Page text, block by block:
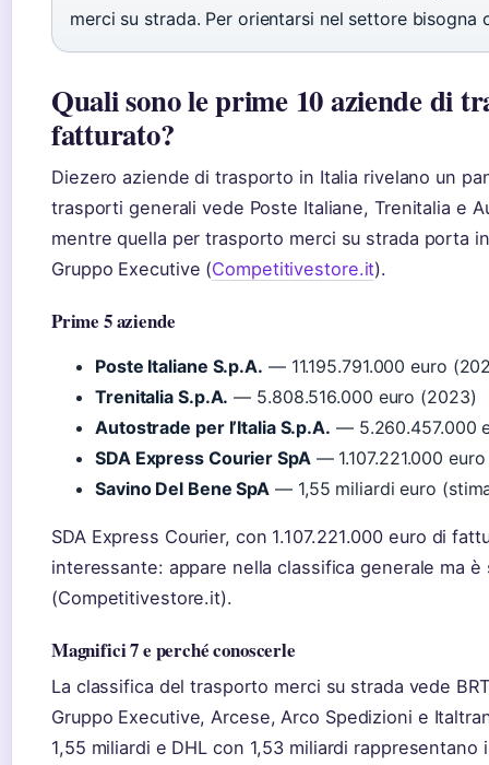
merci su strada. Per orientarsi nel settore bisogna
Quali sono le prime 10 aziende di
fatturato?
Diezero aziende di trasporto in Italia rivelano un
trasporti generali vede Poste Italiane, Trenitalia e
mentre quella per trasporto merci su strada porta
Gruppo Executive (Competitivestore.it).
Prime 5 aziende
Poste Italiane S.p.A. — 11.195.791.000 euro
Trenitalia S.p.A. — 5.808.516.000 euro (2023)
Autostrade per l’Italia S.p.A. — 5.260.457.000
SDA Express Courier SpA— 1.107.221.000
Savino Del Bene SpA — 1,55 miliardi euro
SDA Express Courier, con 1.107.221.000 euro di
interessante: appare nella classifica generale ma
(Competitivestore.it).
Magnifici 7 e perché conoscerle
La classifica del trasporto merci su strada vede
Gruppo Executive, Arcese, Arco Spedizioni e
1,55 miliardi e DHL con 1,53 miliardi